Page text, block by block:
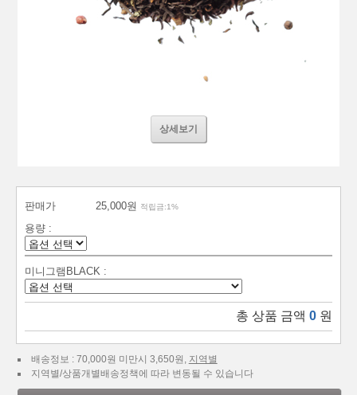
상세보기
판매가 25,000원 적립금:1%
용량 :
미니그램BLACK :
총 상품 금액 0 원
배송정보 : 70,000원 미만시 3,650원, 지역별
지역별/상품개별배송정책에 따라 변동될 수 있습니다